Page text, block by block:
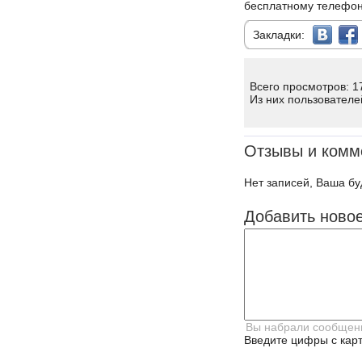
бесплатному
Закладки:
Всего просмотров:
Из них
Отзывы и
Нет записей, Ваша
Добавить
Введите цифры с